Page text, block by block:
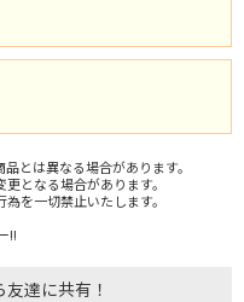
とは異なる場合があります。
となる場合があります。
を一切禁止いたします。
!!
友達に共有！